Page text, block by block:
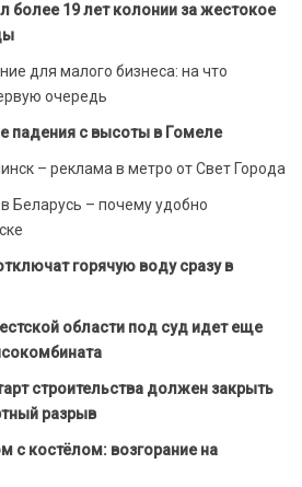
более 19 лет колонии за жестокое
для малого бизнеса: на что
очередь
падения с высоты в Гомеле
– реклама в метро от Свет Города
Беларусь – почему удобно
горячую воду сразу в
области под суд идет еще
строительства должен закрыть
разрыв
с костёлом: возгорание на